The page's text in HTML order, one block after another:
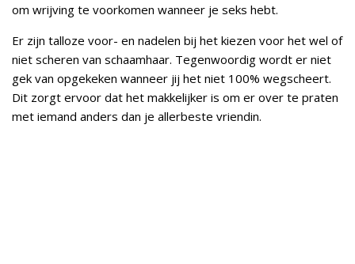
om wrijving te voorkomen wanneer je seks hebt.
Er zijn talloze voor- en nadelen bij het kiezen voor het wel of
niet scheren van schaamhaar. Tegenwoordig wordt er niet
gek van opgekeken wanneer jij het niet 100% wegscheert.
Dit zorgt ervoor dat het makkelijker is om er over te praten
met iemand anders dan je allerbeste vriendin.